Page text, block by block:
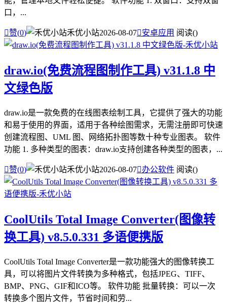
口，...
赞(0) 禾优小站2026-08-07安卓应用 阅读()
draw.io(免费流程图制作工具) v31.1.8 中
文绿色版
draw.io是一款免费的在线图表绘制工具，它提供了强大的功能
和易于使用的界面，适用于各种绘图需求，无需注册即可快速
创建流程图、UML 图、网络拓扑图等数十种专业图表。 软件
功能 1. 多种类型的图表：draw.io支持创建各种类型的图表，...
赞(0) 禾优小站2026-08-07办公软件 阅读()
CoolUtils Total Image Converter(图像转
换工具) v8.5.0.331 多语便携版
CoolUtils Total Image Converter是一款功能强大的图像转换工
具，可以将图片文件转换为多种格式，包括JPEG、TIFF、
BMP、PNG、GIF和ICO等。 软件功能 批量转换：可以一次
转换多个图片文件，节省时间和劳...